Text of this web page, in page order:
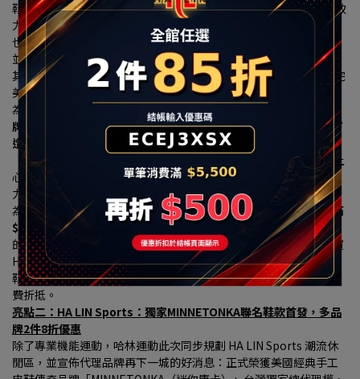
鞋HOKA確認坐鎮機能專區，是目前成長最快的高機能運動鞋款，致
力於開發適應高難度地形與賽事的超跑鞋，為讓樹林地區的消費者
也能搶進潮流最前線，在改裝慶開幕期間祭出限量夢幻折扣，門市
並引進了亞洲慢跑工藝之王Asics與百年跑鞋BROOKS的強大矩陣,
其中Asics 擁有超高人氣的亞瑟膠避震科技與專屬高質感跑鞋牆，完
美貼合亞洲人足底。
為了提供最專業的購鞋體驗，哈林運動特別與全球健身器材領導品
牌「岱宇(Dyaco)」跨界合作，在HA LIN Running慢跑專區獨家打
造「專業跑步機實境動態體驗區」，引進名列美國第一大健身品牌
「SOLE」電動跑步機，內含觸控式螢幕面板，
消費者可以現場換上
心儀的跑鞋，在跑步機上模擬真實慢跑姿態，測試鞋款避震與抓地
力，強強聯手打造實體零售「沉浸式體驗」新門市。
為歡慶改裝開幕，
HA LIN Running專區商品全面 9 折，更新增「滿
$3,600 折$300、滿 $5,500 折 $500」 的現折優惠。
最讓跑友心動
的是，只要購買鞋款的「原價金額滿 $3,000 元以上」（不論是購買
HOKA 限量優惠跑鞋，或是Asics、BROOKS的頂級專業機能跑
鞋），再加碼送上 「哈林運動家族品牌600元抵用券」可於下次消
費折抵。
亮點二：HA LIN Sports：獨家MINNETONKA聯名鞋款首發，多品
牌2件8折優惠
除了專業機能運動，哈林運動此次同步規劃 HA LIN Sports 潮流休
閒區，並宣佈代理品牌再下一城的好消息：正式榮獲美國經典手工